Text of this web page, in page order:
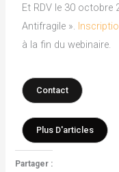
Et RDV le 30 octobre
Antifragile ».
à la fin du webinaire.
Contact
Plus D'articles
Partager :